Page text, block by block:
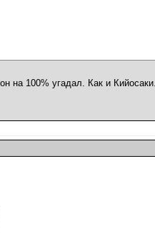
на 100% угадал. Как и